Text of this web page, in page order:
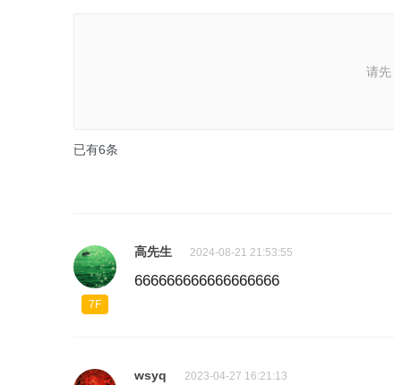
请先
已有6条
7F
高先生 2024-08-21 21:53:55
666666666666666666
wsyq 2023-04-27 16:21:13